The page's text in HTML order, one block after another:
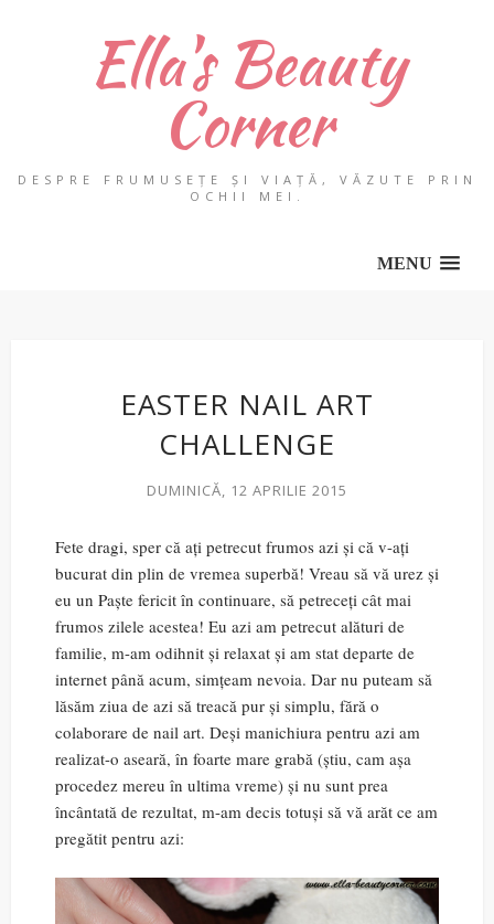
Ella's Beauty
Corner
DESPRE FRUMUSEȚE ȘI VIAȚĂ, VĂZUTE PRIN
OCHII MEI.
MENU
EASTER NAIL ART
CHALLENGE
DUMINICĂ, 12 APRILIE 2015
Fete dragi, sper că ați petrecut frumos azi și că v-ați
bucurat din plin de vremea superbă! Vreau să vă urez și
eu un Paște fericit în continuare, să petreceți cât mai
frumos zilele acestea! Eu azi am petrecut alături de
familie, m-am odihnit și relaxat și am stat departe de
internet până acum, simțeam nevoia. Dar nu puteam să
lăsăm ziua de azi să treacă pur și simplu, fără o
colaborare de nail art. Deși manichiura pentru azi am
realizat-o aseară, în foarte mare grabă (știu, cam așa
procedez mereu în ultima vreme) și nu sunt prea
încântată de rezultat, m-am decis totuși să vă arăt ce am
pregătit pentru azi: